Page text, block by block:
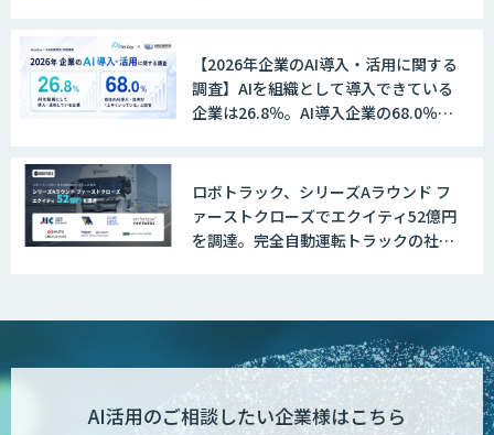
WAN-RECORD Plus
Explaza 生成AI Partner | AX
POPstation
【2026年企業のAI導入・活用に関する
調査】AIを組織として導入できている
企業は26.8％。AI導入企業の68.0％
ロボトラック、シリーズAラウンド フ
ァーストクローズでエクイティ52億円
を調達。完全自動運転トラックの社会
AI活用のご相談したい企業様はこちら